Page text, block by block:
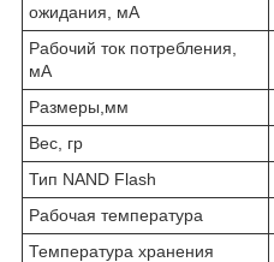
ожидания, мА
Рабочий ток потребления,
мА
Размеры,мм
Вес, гр
Тип NAND Flash
Рабочая температура
Температура хранения